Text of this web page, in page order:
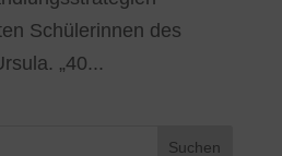
Schülerinnen des
„40...